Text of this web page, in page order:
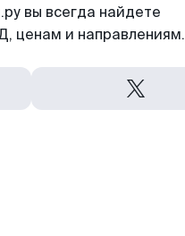
вы всегда найдете
ценам и направлениям.